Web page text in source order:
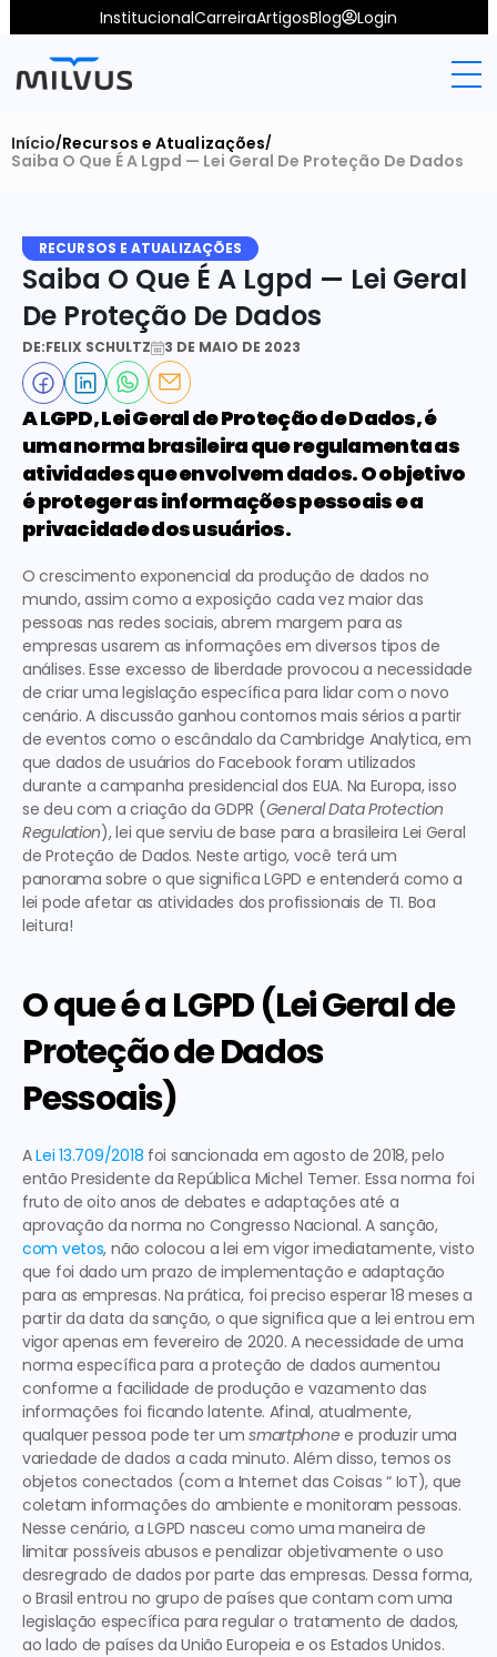
InstitucionalCarreiraArtigosBlog Login
Início/Recursos e Atualizações/
Saiba O Que É A Lgpd — Lei Geral De Proteção De Dados
RECURSOS E ATUALIZAÇÕES
Saiba O Que É A Lgpd — Lei Geral
De Proteção De Dados
DE:FELIX SCHULTZ 3 DE MAIO DE 2023
A LGPD, Lei Geral de Proteção de Dados, é
uma norma brasileira que regulamenta as
atividades que envolvem dados. O objetivo
é proteger as informações pessoais e a
privacidade dos usuários.
O crescimento exponencial da produção de dados no
mundo, assim como a exposição cada vez maior das
pessoas nas redes sociais, abrem margem para as
empresas usarem as informações em diversos tipos de
análises. Esse excesso de liberdade provocou a necessidade
de criar uma legislação específica para lidar com o novo
cenário. A discussão ganhou contornos mais sérios a partir
de eventos como o escândalo da Cambridge Analytica, em
que dados de usuários do Facebook foram utilizados
durante a campanha presidencial dos EUA. Na Europa, isso
se deu com a criação da GDPR (General Data Protection
Regulation), lei que serviu de base para a brasileira Lei Geral
de Proteção de Dados. Neste artigo, você terá um
panorama sobre o que significa LGPD e entenderá como a
lei pode afetar as atividades dos profissionais de TI. Boa
leitura!
O que é a LGPD (Lei Geral de
Proteção de Dados
Pessoais)
A Lei 13.709/2018 foi sancionada em agosto de 2018, pelo
fruto de oito anos de debates e adaptações até a
aprovação da norma no Congresso Nacional. A sanção,
com vetos, não colocou a lei em vigor imediatamente, visto
que foi dado um prazo de implementação e adaptação
para as empresas. Na prática, foi preciso esperar 18 meses a
partir da data da sanção, o que significa que a lei entrou em
vigor apenas em fevereiro de 2020. A necessidade de uma
norma específica para a proteção de dados aumentou
conforme a facilidade de produção e vazamento das
informações foi ficando latente. Afinal, atualmente,
qualquer pessoa pode ter um smartphone e produzir uma
variedade de dados a cada minuto. Além disso, temos os
objetos conectados (com a Internet das Coisas “ IoT), que
coletam informações do ambiente e monitoram pessoas.
Nesse cenário, a LGPD nasceu como uma maneira de
limitar possíveis abusos e penalizar objetivamente o uso
desregrado de dados por parte das empresas. Dessa forma,
o Brasil entrou no grupo de países que contam com uma
legislação específica para regular o tratamento de dados,
ao lado de países da União Europeia e os Estados Unidos.